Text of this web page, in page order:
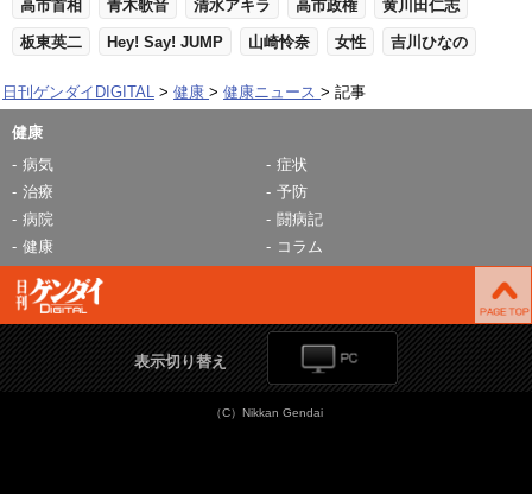
高市首相 青木歌音 清水アキラ 高市政権 黄川田仁志
板東英二 Hey! Say! JUMP 山崎怜奈 女性 吉川ひなの
日刊ゲンダイDIGITAL 健康 健康ニュース 記事
健康
病気
症状
治療
予防
病院
闘病記
健康
コラム
表示切り替え
（C）Nikkan Gendai